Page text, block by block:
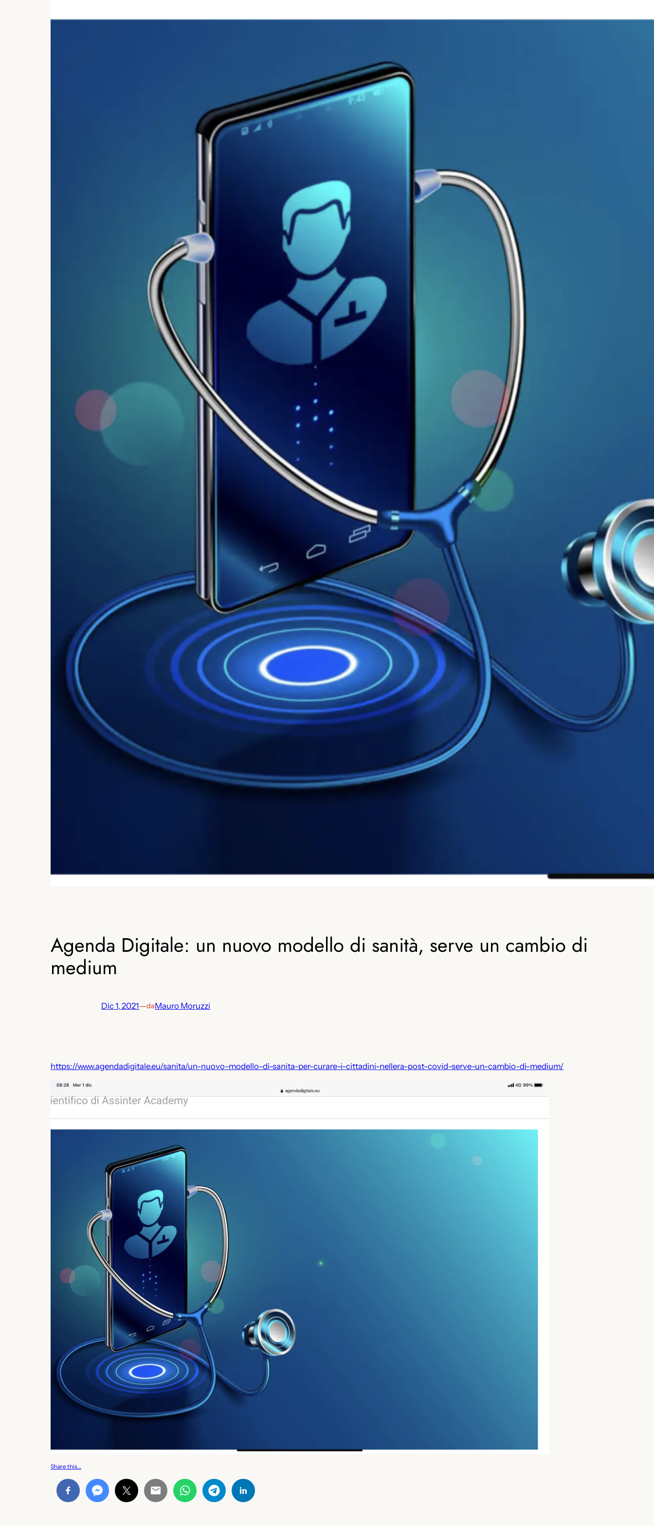
Agenda Digitale: un nuovo modello di sanità, serve un cambio di
medium
Dic 1, 2021—daMauro Moruzzi
https://www.agendadigitale.eu/sanita/un-nuovo-modello-di-sanita-per-curare-i-cittadini-nellera-post-covid-serve-un-cambio-di-medium/
Share this…